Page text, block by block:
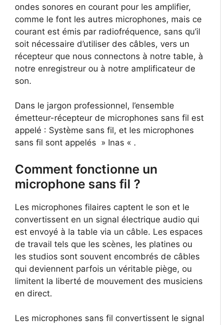
ondes sonores en courant pour les amplifier,
comme le font les autres microphones, mais ce
courant est émis par radiofréquence, sans qu’il
soit nécessaire d’utiliser des câbles, vers un
récepteur que nous connectons à notre table, à
notre enregistreur ou à notre amplificateur de
son.
Dans le jargon professionnel, l’ensemble
émetteur-récepteur de microphones sans fil est
appelé : Système sans fil, et les microphones
sans fil sont appelés » Inas « .
Comment fonctionne un
microphone sans fil ?
Les microphones filaires captent le son et le
convertissent en un signal électrique audio qui
est envoyé à la table via un câble. Les espaces
de travail tels que les scènes, les platines ou
les studios sont souvent encombrés de câbles
qui deviennent parfois un véritable piège, ou
limitent la liberté de mouvement des musiciens
en direct.
Les microphones sans fil convertissent le signal